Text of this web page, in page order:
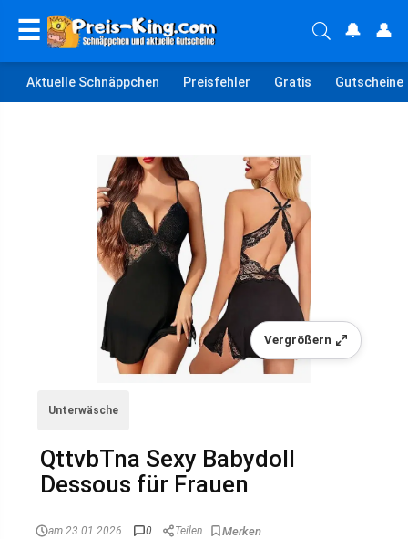
☰ 🔔 👤
Aktuelle Schnäppchen Preisfehler Gratis Gutscheine
Vergrößern
Unterwäsche
QttvbTna Sexy Babydoll
Dessous für Frauen
am 23.01.2026 0 Teilen